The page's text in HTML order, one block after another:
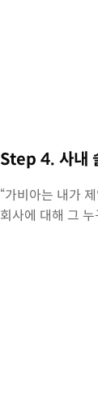
Step 4. 사내
“가비아는 내가
회사에 대해 그